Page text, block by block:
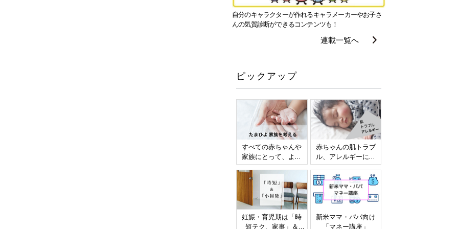
自分のキャラクターが作れるキャラメーカーやお子さ
んの気質診断ができるコンテンツも！
連載一覧へ
ピックアップ
すべての赤ちゃんや
家族にとって、より
よい社会・環境とな
ることをめざしてさ
まざまな課題を取材
し、発信していきま
す
赤ちゃんの肌トラブ
ル、アレルギーにつ
いて
妊娠・育児期は「時
短テク、家事」＆
新米ママ・パパ向け
「マネー講座」